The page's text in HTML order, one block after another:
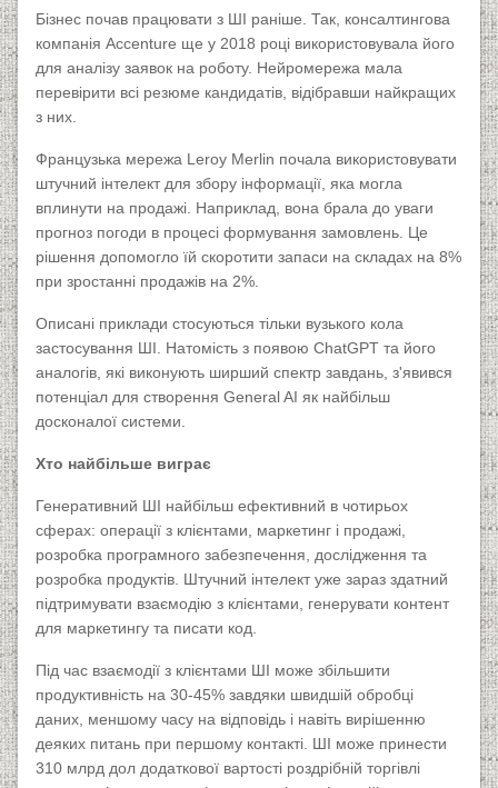
Бізнес почав працювати з ШІ раніше. Так, консалтингова
компанія Accenture ще у 2018 році використовувала його
для аналізу заявок на роботу. Нейромережа мала
перевірити всі резюме кандидатів, відібравши найкращих
з них.
Французька мережа Leroy Merlin почала використовувати
штучний інтелект для збору інформації, яка могла
вплинути на продажі. Наприклад, вона брала до уваги
прогноз погоди в процесі формування замовлень. Це
рішення допомогло їй скоротити запаси на складах на 8%
при зростанні продажів на 2%.
Описані приклади стосуються тільки вузького кола
застосування ШІ. Натомість з появою ChatGPT та його
аналогів, які виконують ширший спектр завдань, з'явився
потенціал для створення General AI як найбільш
досконалої системи.
Хто найбільше виграє
Генеративний ШІ найбільш ефективний в чотирьох
сферах: операції з клієнтами, маркетинг і продажі,
розробка програмного забезпечення, дослідження та
розробка продуктів. Штучний інтелект уже зараз здатний
підтримувати взаємодію з клієнтами, генерувати контент
для маркетингу та писати код.
Під час взаємодії з клієнтами ШІ може збільшити
продуктивність на 30-45% завдяки швидшій обробці
даних, меншому часу на відповідь і навіть вирішенню
деяких питань при першому контакті. ШІ може принести
310 млрд дол додаткової вартості роздрібній торгівлі